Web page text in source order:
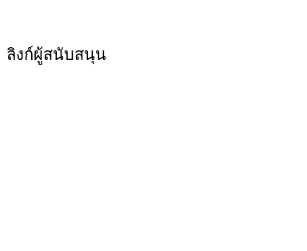
ลิงก์ผู้สนับสนุน